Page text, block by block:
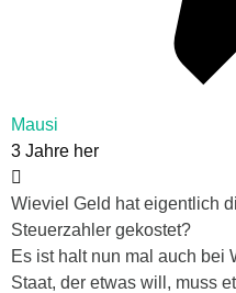
Mausi
3 Jahre her
Wieviel Geld hat eigentlich
Steuerzahler gekostet?
Es ist halt nun mal auch bei
Staat, der etwas will, muss